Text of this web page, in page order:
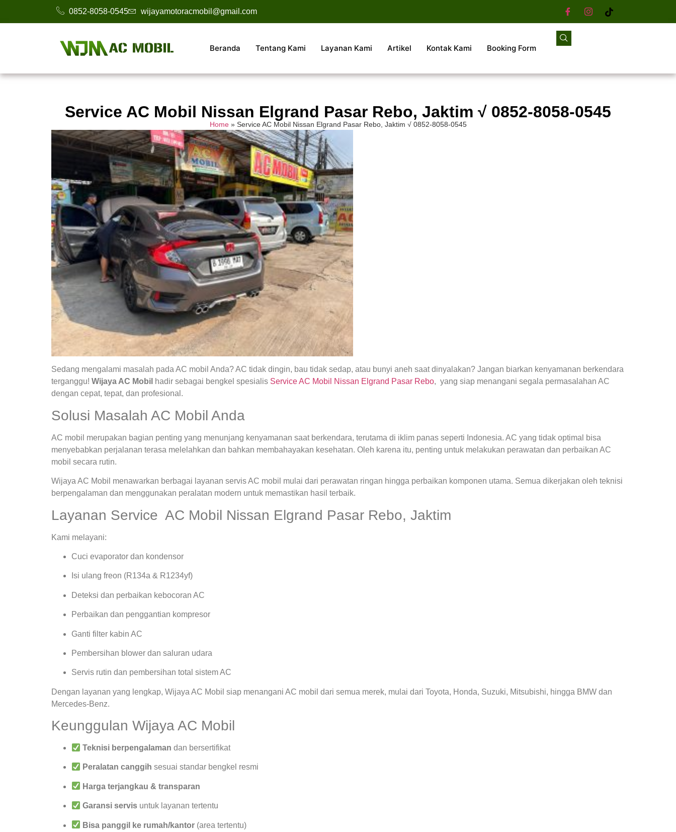
0852-8058-0545 wijayamotoracmobil@gmail.com
Beranda Tentang Kami Layanan Kami Artikel Kontak Kami Booking Form
Service AC Mobil Nissan Elgrand Pasar Rebo, Jaktim √ 0852-8058-0545
Home» Service AC Mobil Nissan Elgrand Pasar Rebo, Jaktim √ 0852-8058-0545
Sedang mengalami masalah pada AC mobil Anda? AC tidak dingin, bau tidak sedap, atau bunyi aneh saat dinyalakan? Jangan biarkan kenyamanan berkendara
terganggu! Wijaya AC Mobil hadir sebagai bengkel spesialis Service AC Mobil Nissan Elgrand Pasar Rebo, yang siap menangani segala permasalahan AC
dengan cepat, tepat, dan profesional.
Solusi Masalah AC Mobil Anda
AC mobil merupakan bagian penting yang menunjang kenyamanan saat berkendara, terutama di iklim panas seperti Indonesia. AC yang tidak optimal bisa
menyebabkan perjalanan terasa melelahkan dan bahkan membahayakan kesehatan. Oleh karena itu, penting untuk melakukan perawatan dan perbaikan AC
mobil secara rutin.
Wijaya AC Mobil menawarkan berbagai layanan servis AC mobil mulai dari perawatan ringan hingga perbaikan komponen utama. Semua dikerjakan oleh teknisi
berpengalaman dan menggunakan peralatan modern untuk memastikan hasil terbaik.
Layanan Service AC Mobil Nissan Elgrand Pasar Rebo, Jaktim
Kami melayani:
Cuci evaporator dan kondensor
Isi ulang freon (R134a & R1234yf)
Deteksi dan perbaikan kebocoran AC
Perbaikan dan penggantian kompresor
Ganti filter kabin AC
Pembersihan blower dan saluran udara
Servis rutin dan pembersihan total sistem AC
Dengan layanan yang lengkap, Wijaya AC Mobil siap menangani AC mobil dari semua merek, mulai dari Toyota, Honda, Suzuki, Mitsubishi, hingga BMW dan
Mercedes-Benz.
Keunggulan Wijaya AC Mobil
Teknisi berpengalaman dan bersertifikat
Peralatan canggih sesuai standar bengkel resmi
Harga terjangkau & transparan
Garansi servis untuk layanan tertentu
Bisa panggil ke rumah/kantor (area tertentu)